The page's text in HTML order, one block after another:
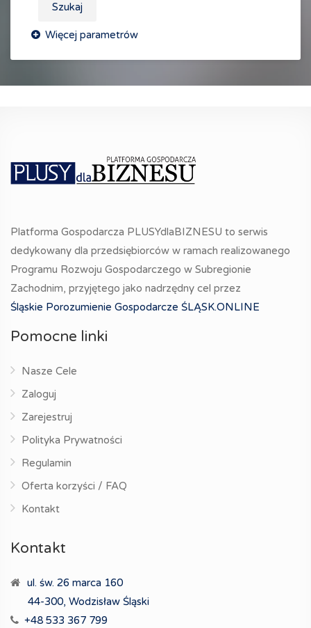
Szukaj
Platforma Gospodarcza PLUSYdlaBIZNESU to serwis
dedykowany dla przedsiębiorców w ramach realizowanego
Programu Rozwoju Gospodarczego w Subregionie
Zachodnim, przyjętego jako nadrzędny cel przez
Śląskie Porozumienie Gospodarcze ŚLĄSK.ONLINE
Pomocne linki
Nasze Cele
Zaloguj
Zarejestruj
Polityka Prywatności
Regulamin
Oferta korzyści / FAQ
Kontakt
Kontakt
ul. św. 26 marca 160
44-300, Wodzisław Śląski
+48 533 367 799